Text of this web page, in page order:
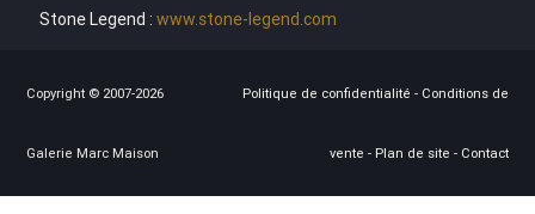
Stone Legend : www.stone-legend.com
Copyright © 2007-2026
Galerie Marc Maison
Politique de confidentialité - Conditions de
vente - Plan de site - Contact